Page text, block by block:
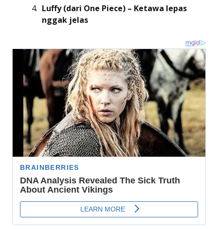
Luffy (dari One Piece) – Ketawa lepas
nggak jelas